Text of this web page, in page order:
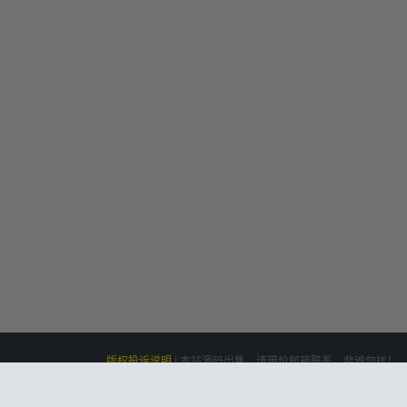
版权投诉说明|本站源码出售，请带价邮箱联系，非诚勿扰！